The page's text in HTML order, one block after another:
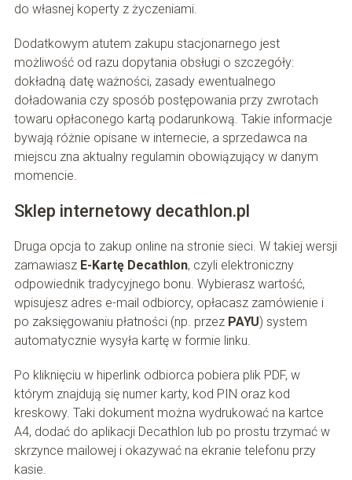
do własnej koperty z życzeniami.
Dodatkowym atutem zakupu stacjonarnego jest
możliwość od razu dopytania obsługi o szczegóły:
dokładną datę ważności, zasady ewentualnego
doładowania czy sposób postępowania przy zwrotach
towaru opłaconego kartą podarunkową. Takie informacje
bywają różnie opisane w internecie, a sprzedawca na
miejscu zna aktualny regulamin obowiązujący w danym
momencie.
Sklep internetowy decathlon.pl
Druga opcja to zakup online na stronie sieci. W takiej wersji
zamawiasz E-Kartę Decathlon, czyli elektroniczny
odpowiednik tradycyjnego bonu. Wybierasz wartość,
wpisujesz adres e-mail odbiorcy, opłacasz zamówienie i
po zaksięgowaniu płatności (np. przez PAYU) system
automatycznie wysyła kartę w formie linku.
Po kliknięciu w hiperlink odbiorca pobiera plik PDF, w
którym znajdują się numer karty, kod PIN oraz kod
kreskowy. Taki dokument można wydrukować na kartce
A4, dodać do aplikacji Decathlon lub po prostu trzymać w
skrzynce mailowej i okazywać na ekranie telefonu przy
kasie.